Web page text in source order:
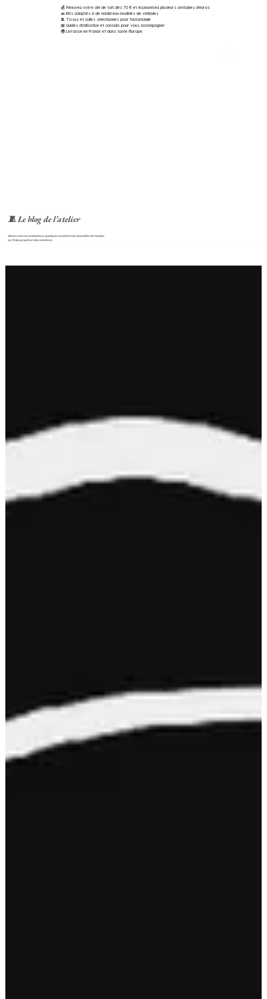
💰 Rénovez votre ciel de toit dès 70 € et économisez plusieurs centaines d'euros
🚗 Kits adaptés à de nombreux modèles de véhicules
🧵 Tissus et colles sélectionnés pour l'automobile
📖 Guides d'utilisation et conseils pour vous accompagner
🌍 Livraison en France et dans toute l'Europe
🧵 Le blog de l’atelier
Découvrez nos réalisations, quelques conseils et les actualités de l’atelier
au fil des projets et des créations.